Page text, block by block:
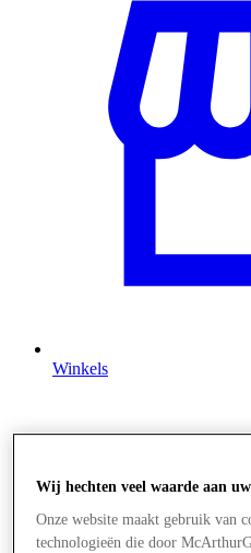
Winkels
Wij hechten veel waarde aan
Onze website maakt gebruik van
technologieën die door